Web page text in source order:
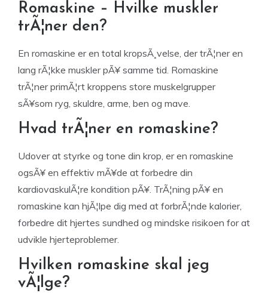
Romaskine – Hvilke muskler
trÃ¦ner den?
En romaskine er en total kropsÃ¸velse, der trÃ¦ner en
lang rÃ¦kke muskler pÃ¥ samme tid. Romaskine
trÃ¦ner primÃ¦rt kroppens store muskelgrupper
sÃ¥som ryg, skuldre, arme, ben og mave.
Hvad trÃ¦ner en romaskine?
Udover at styrke og tone din krop, er en romaskine
ogsÃ¥ en effektiv mÃ¥de at forbedre din
kardiovaskulÃ¦re kondition pÃ¥. TrÃ¦ning pÃ¥ en
romaskine kan hjÃ¦lpe dig med at forbrÃ¦nde kalorier,
forbedre dit hjertes sundhed og mindske risikoen for at
udvikle hjerteproblemer.
Hvilken romaskine skal jeg
vÃ¦lge?